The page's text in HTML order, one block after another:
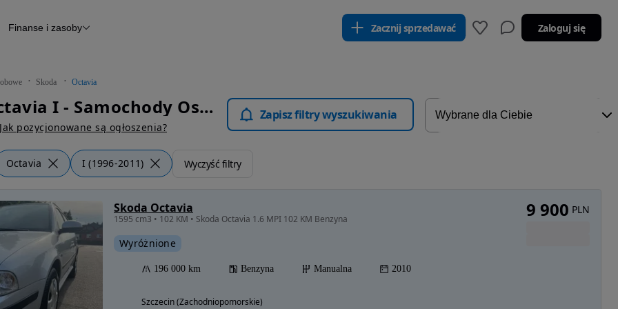
Raport z inspekcji
Otomoto News
Finanse i zasoby Zacznij sprzedawać Zaloguj się
Skoda Octavia
Skoda Octavia I - Samochody Osobowe
Jak pozycjonowane są ogłoszenia?
Zapisz filtry wyszukiwania
Octavia I (1996-2011) Wyczyść filtry
Skoda Octavia
1595 cm3 • 102 KM • Skoda Octavia 1.6 MPI 102 KM Benzyna
Wyróżnione
196 000 km Benzyna Manualna 2010
Szczecin (Zachodniopomorskie)
9 900 PLN